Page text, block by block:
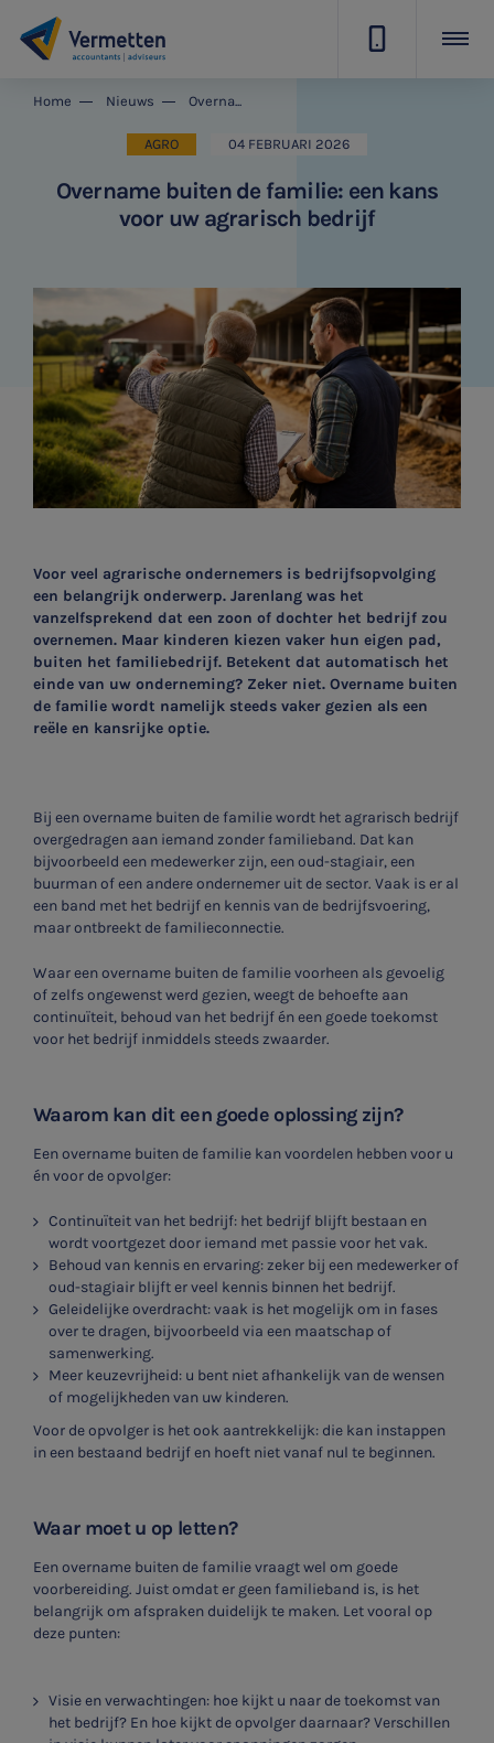
Home Nieuws Overname buiten de familie: een kans voor uw agrarisch bedrijf
AGRO 04 FEBRUARI 2026
Overname buiten de familie: een kans
voor uw agrarisch bedrijf
Voor veel agrarische ondernemers is bedrijfsopvolging
een belangrijk onderwerp. Jarenlang was het
vanzelfsprekend dat een zoon of dochter het bedrijf zou
overnemen. Maar kinderen kiezen vaker hun eigen pad,
buiten het familiebedrijf. Betekent dat automatisch het
einde van uw onderneming? Zeker niet. Overname buiten
de familie wordt namelijk steeds vaker gezien als een
reële en kansrijke optie.
Bij een overname buiten de familie wordt het agrarisch bedrijf
overgedragen aan iemand zonder familieband. Dat kan
bijvoorbeeld een medewerker zijn, een oud-stagiair, een
buurman of een andere ondernemer uit de sector. Vaak is er al
een band met het bedrijf en kennis van de bedrijfsvoering,
maar ontbreekt de familieconnectie.
Waar een overname buiten de familie voorheen als gevoelig
of zelfs ongewenst werd gezien, weegt de behoefte aan
continuïteit, behoud van het bedrijf én een goede toekomst
voor het bedrijf inmiddels steeds zwaarder.
Waarom kan dit een goede oplossing zijn?
Een overname buiten de familie kan voordelen hebben voor u
én voor de opvolger:
Continuïteit van het bedrijf: het bedrijf blijft bestaan en
wordt voortgezet door iemand met passie voor het vak.
Behoud van kennis en ervaring: zeker bij een medewerker of
oud-stagiair blijft er veel kennis binnen het bedrijf.
Geleidelijke overdracht: vaak is het mogelijk om in fases
over te dragen, bijvoorbeeld via een maatschap of
samenwerking.
Meer keuzevrijheid: u bent niet afhankelijk van de wensen
of mogelijkheden van uw kinderen.
Voor de opvolger is het ook aantrekkelijk: die kan instappen
in een bestaand bedrijf en hoeft niet vanaf nul te beginnen.
Waar moet u op letten?
Een overname buiten de familie vraagt wel om goede
voorbereiding. Juist omdat er geen familieband is, is het
belangrijk om afspraken duidelijk te maken. Let vooral op
deze punten:
Visie en verwachtingen: hoe kijkt u naar de toekomst van
het bedrijf? En hoe kijkt de opvolger daarnaar? Verschillen